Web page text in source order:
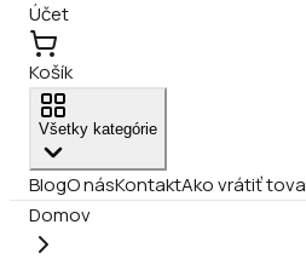
Účet
Košík
Všetky kategórie
BlogO násKontaktAko vrátiť
Domov